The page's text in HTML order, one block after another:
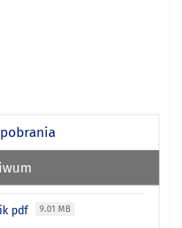
pdf 9.01 MB